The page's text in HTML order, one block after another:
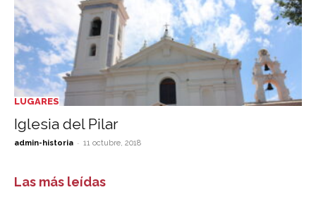
LUGARES
Iglesia del Pilar
admin-historia - 11 octubre, 2018
Las más leídas